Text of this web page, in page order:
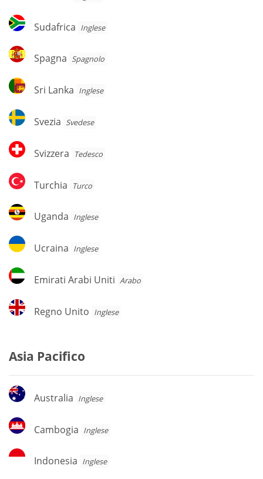
Sudafrica
Sudafrica Inglese
Spagna
Spagna Spagnolo
Sri
Lanka
Sri Lanka Inglese
Svezia
Svezia Svedese
Svizzera
Svizzera Tedesco
Turchia
Turchia Turco
Uganda
Uganda Inglese
Ucraina
Ucraina Inglese
Emirati
Arabi
Emirati Arabi Uniti Arabo
Regno
Unito
Regno Unito Inglese
Asia Pacifico
Australia
Australia Inglese
Cambogia
Cambogia Inglese
Indonesia
Indonesia Inglese